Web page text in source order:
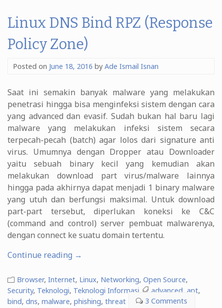
Linux DNS Bind RPZ (Response
Policy Zone)
Posted on June 18, 2016 by Ade Ismail Isnan
Saat ini semakin banyak malware yang melakukan
penetrasi hingga bisa menginfeksi sistem dengan cara
yang advanced dan evasif. Sudah bukan hal baru lagi
malware yang melakukan infeksi sistem secara
terpecah-pecah (batch) agar lolos dari signature anti
virus. Umumnya dengan Dropper atau Downloader
yaitu sebuah binary kecil yang kemudian akan
melakukan download part virus/malware lainnya
hingga pada akhirnya dapat menjadi 1 binary malware
yang utuh dan berfungsi maksimal. Untuk download
part-part tersebut, diperlukan koneksi ke C&C
(command and control) server pembuat malwarenya,
dengan connect ke suatu domain tertentu.
Continue reading “Linux
Bind
RPZ
(Response
→
Browser, Internet, Linux, Networking, Open Source,
Security, Teknologi, Teknologi Informasi advanced apt,
bind, dns, malware, phishing, threat 3 Comments